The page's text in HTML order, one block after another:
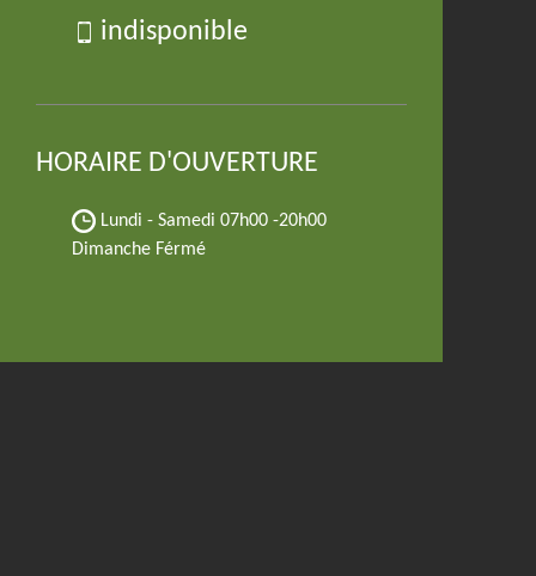
indisponible
HORAIRE D'OUVERTURE
Lundi - Samedi 07h00 -20h00
Dimanche Férmé